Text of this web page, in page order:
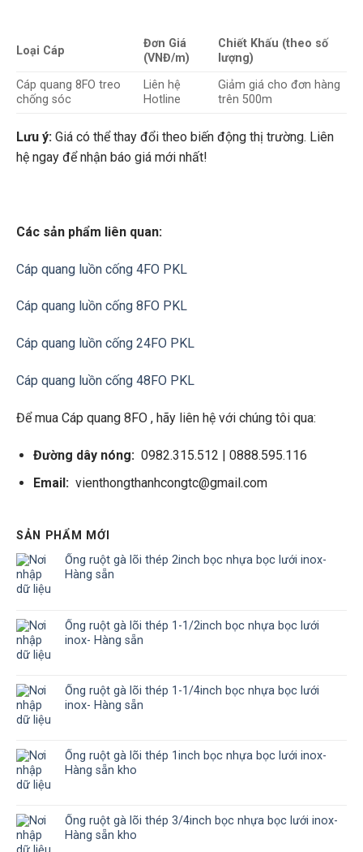
Loại Cáp
Đơn Giá
(VNĐ/m)
Chiết Khấu (theo số
lượng)
Cáp quang 8FO treo
chống sóc
Liên hệ
Hotline
Giảm giá cho đơn hàng
trên 500m
Lưu ý:Giá có thể thay đổi theo biến động thị trường. Liên
hệ ngay để nhận báo giá mới nhất!
Các sản phẩm liên quan:
Cáp quang luồn cống 4FO PKL
Cáp quang luồn cống 8FO PKL
Cáp quang luồn cống 24FO PKL
Cáp quang luồn cống 48FO PKL
Để mua Cáp quang 8FO , hãy liên hệ với chúng tôi qua:
Đường dây nóng:0982.315.512 | 0888.595.116
Email:vienthongthanhcongtc@gmail.com
SẢN PHẨM MỚI
Ống ruột gà lõi thép 2inch bọc nhựa bọc lưới inox-
Hàng sẵn
Ống ruột gà lõi thép 1-1/2inch bọc nhựa bọc lưới
inox- Hàng sẵn
Ống ruột gà lõi thép 1-1/4inch bọc nhựa bọc lưới
inox- Hàng sẵn
Ống ruột gà lõi thép 1inch bọc nhựa bọc lưới inox-
Hàng sẵn kho
Ống ruột gà lõi thép 3/4inch bọc nhựa bọc lưới inox-
Hàng sẵn kho